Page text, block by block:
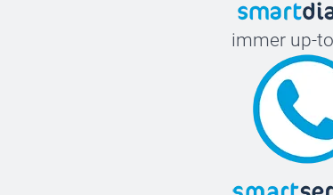
immer up-